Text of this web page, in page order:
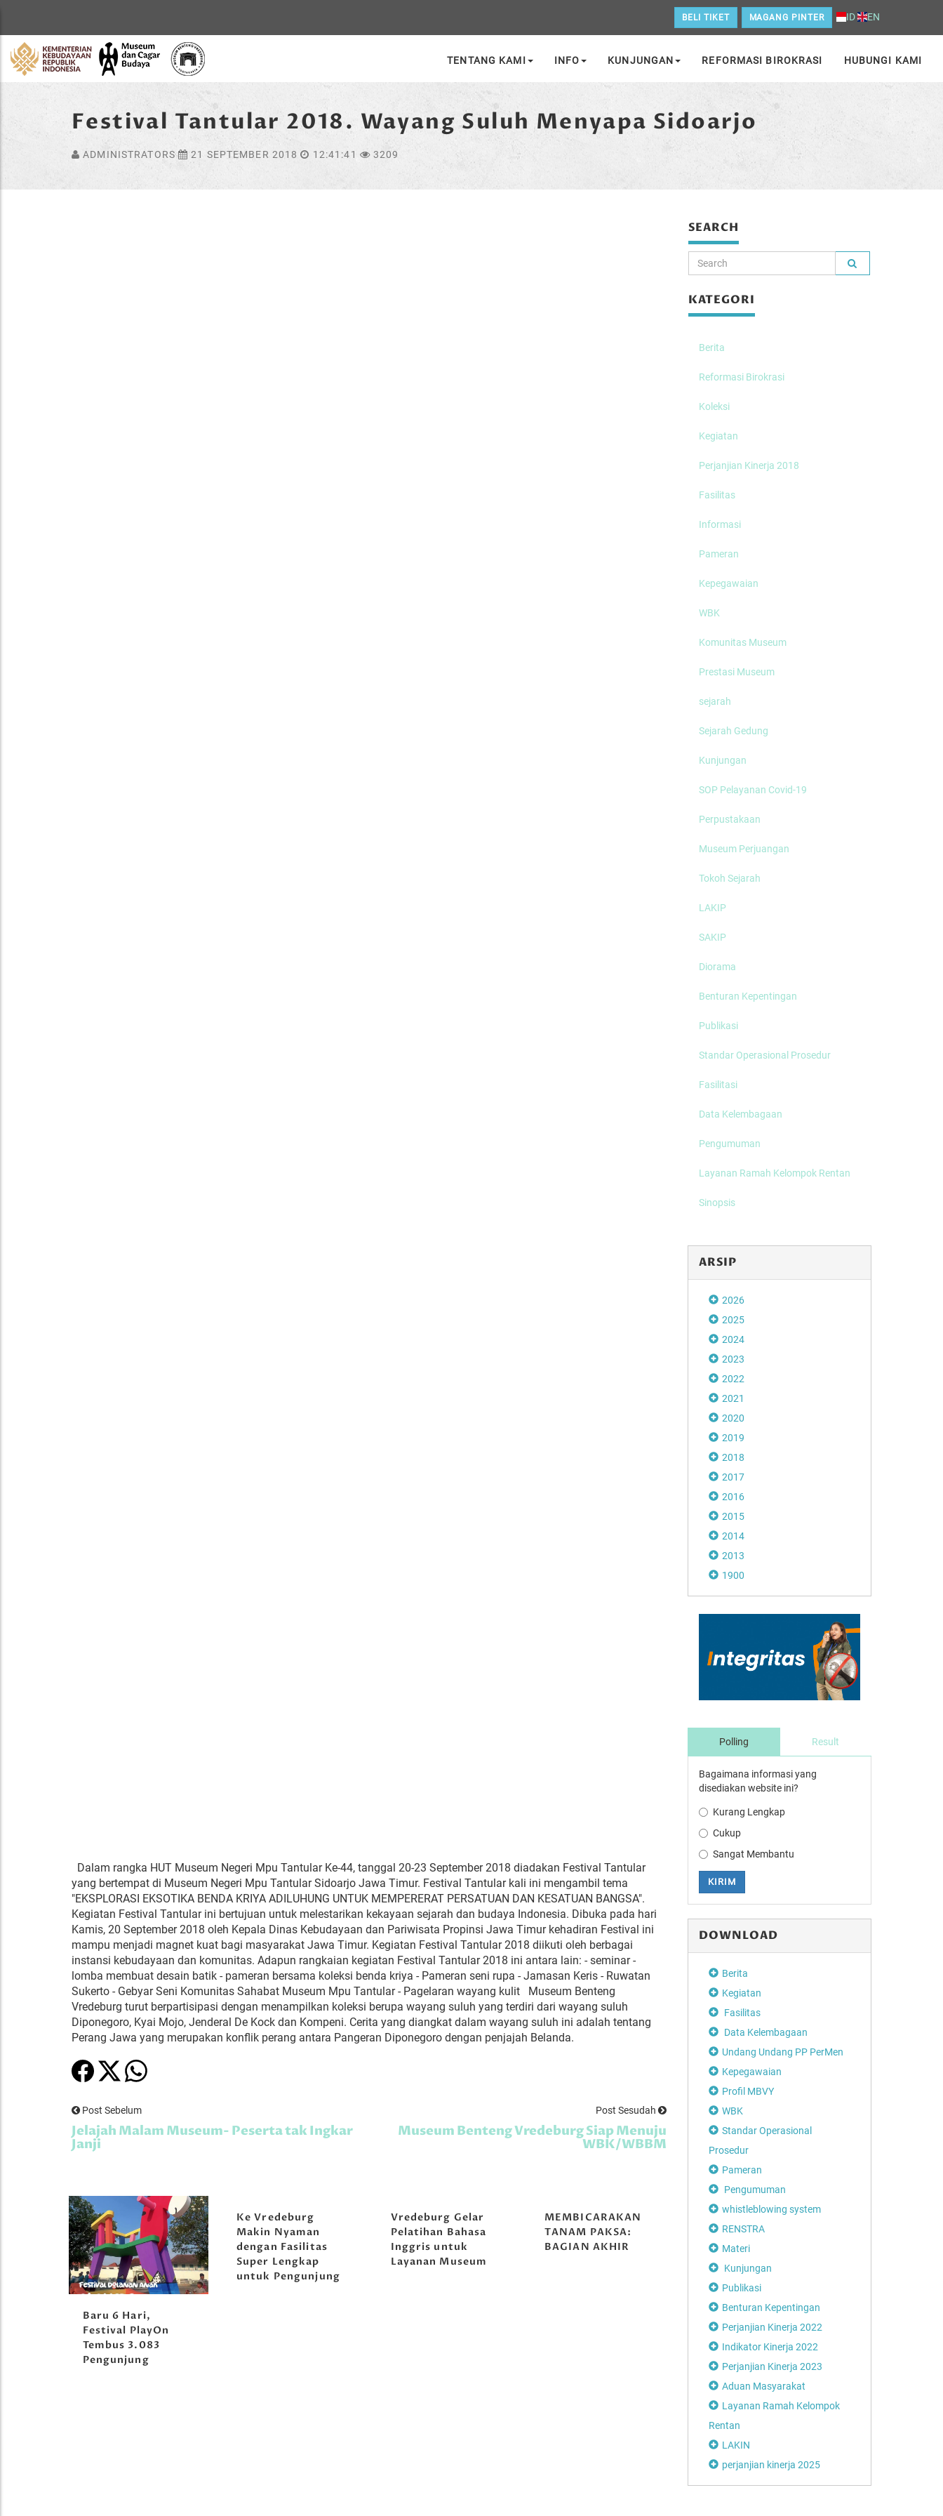
BELI TIKET MAGANG PINTER ID EN
Home
TENTANG KAMI INFO KUNJUNGAN REFORMASI BIROKRASI HUBUNGI KAMI
Festival Tantular 2018. Wayang Suluh Menyapa Sidoarjo
ADMINISTRATORS 21 SEPTEMBER 2018 12:41:41 3209
Dalam rangka HUT Museum Negeri Mpu Tantular Ke-44, tanggal 20-23 September 2018 diadakan Festival Tantular
yang bertempat di Museum Negeri Mpu Tantular Sidoarjo Jawa Timur. Festival Tantular kali ini mengambil tema
"EKSPLORASI EKSOTIKA BENDA KRIYA ADILUHUNG UNTUK MEMPERERAT PERSATUAN DAN KESATUAN BANGSA".
Kegiatan Festival Tantular ini bertujuan untuk melestarikan kekayaan sejarah dan budaya Indonesia. Dibuka pada hari
Kamis, 20 September 2018 oleh Kepala Dinas Kebudayaan dan Pariwisata Propinsi Jawa Timur kehadiran Festival ini
mampu menjadi magnet kuat bagi masyarakat Jawa Timur. Kegiatan Festival Tantular 2018 diikuti oleh berbagai
instansi kebudayaan dan komunitas. Adapun rangkaian kegiatan Festival Tantular 2018 ini antara lain: - seminar -
lomba membuat desain batik - pameran bersama koleksi benda kriya - Pameran seni rupa - Jamasan Keris - Ruwatan
Sukerto - Gebyar Seni Komunitas Sahabat Museum Mpu Tantular - Pagelaran wayang kulit Museum Benteng
Vredeburg turut berpartisipasi dengan menampilkan koleksi berupa wayang suluh yang terdiri dari wayang suluh
Diponegoro, Kyai Mojo, Jenderal De Kock dan Kompeni. Cerita yang diangkat dalam wayang suluh ini adalah tentang
Perang Jawa yang merupakan konflik perang antara Pangeran Diponegoro dengan penjajah Belanda.
Post Sebelum
Jelajah Malam Museum- Peserta tak Ingkar
Janji
Post Sesudah
Museum Benteng Vredeburg Siap Menuju
WBK/WBBM
Baru 6 Hari,
Festival PlayOn
Tembus 3.083
Pengunjung
Ke Vredeburg
Makin Nyaman
dengan Fasilitas
Super Lengkap
untuk Pengunjung
Vredeburg Gelar
Pelatihan Bahasa
Inggris untuk
Layanan Museum
MEMBICARAKAN
TANAM PAKSA:
BAGIAN AKHIR
MEMBICARAKAN
TANAM PAKSA
(Part 2)
SEARCH
KATEGORI
Berita
Reformasi Birokrasi
Koleksi
Kegiatan
Perjanjian Kinerja 2018
Fasilitas
Informasi
Pameran
Kepegawaian
WBK
Komunitas Museum
Prestasi Museum
sejarah
Sejarah Gedung
Kunjungan
SOP Pelayanan Covid-19
Perpustakaan
Museum Perjuangan
Tokoh Sejarah
LAKIP
SAKIP
Diorama
Benturan Kepentingan
Publikasi
Standar Operasional Prosedur
Fasilitasi
Data Kelembagaan
Pengumuman
Layanan Ramah Kelompok Rentan
Sinopsis
ARSIP
2026
2025
2024
2023
2022
2021
2020
2019
2018
2017
2016
2015
2014
2013
1900
Polling Result
Bagaimana informasi yang
disediakan website ini?
Kurang Lengkap
Cukup
Sangat Membantu
KIRIM
DOWNLOAD
Berita
Kegiatan
Fasilitas
Data Kelembagaan
Undang Undang PP PerMen
Kepegawaian
Profil MBVY
WBK
Standar Operasional
Prosedur
Pameran
Pengumuman
whistleblowing system
RENSTRA
Materi
Kunjungan
Publikasi
Benturan Kepentingan
Perjanjian Kinerja 2022
Indikator Kinerja 2022
Perjanjian Kinerja 2023
Aduan Masyarakat
Layanan Ramah Kelompok
Rentan
LAKIN
perjanjian kinerja 2025